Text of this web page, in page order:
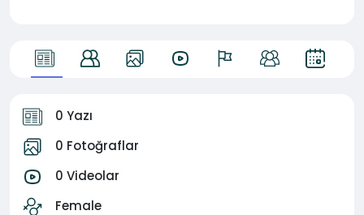
0 Yazı
0 Fotoğraflar
0 Videolar
Female